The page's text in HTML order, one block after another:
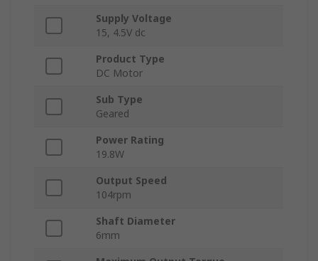
Supply Voltage
15, 4.5V dc
Product Type
DC Motor
Sub Type
Geared
Power Rating
19.8W
Output Speed
104rpm
Shaft Diameter
6mm